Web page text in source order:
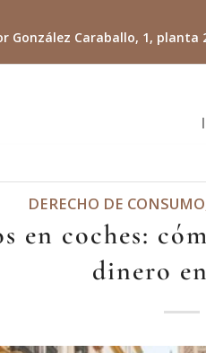
González Caraballo, 1,
DERECHO DE CONSUMO
en coches:
dinero